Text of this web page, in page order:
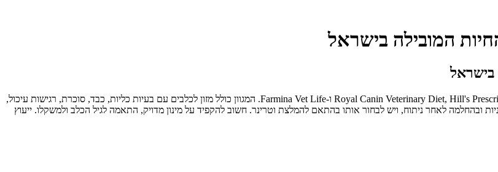
המובילה בישראל
בישראל
מזון רפואי לכלבים מהמותגים המובילים בעולם - Royal Canin Veterinary Diet, Hill's Prescription Diet, Purina Pro Plan Veterinary ו-Farmina Vet Life. המגוון כולל מזון לכלבים עם בעיות כליות, כבד, סוכרת, רגישות עיכול,
ובהחלמה לאחר ניתוח, ויש לבחור אותו בהתאם להמלצת וטרינר. חשוב להקפיד על מינון מדויק, התאמה לגיל הכלב ולמשקלו. ייעוץ